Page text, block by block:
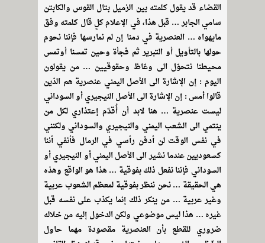
القضاء قد يقول كلمته بين الزميل بتال القوس والكابتن
سامي الجابر … قبل هذا، في الإعلام كلٍ قال كلمته وفق
مايهواه … العنصرية في دمنا إن لم نمارسها فإننا نحوم
حولها بالتأويل أو التبرير ثم فجأة وحين تمسنا أوتمس
محيطنا نتحوّل الى وعّاظ وحقوقيين … من يقولون
اليوم : إن الإشارة الى الأصل اليمني عنصرية هم الذين
قالوا أمس : إن الإشارة الى الأصل النيجيري أو السوداني
ليست عنصرية … هنا لابد أن أُقدّم إعتذاري لكل من
ينتمي الى الشعب اليمني والنيجيري والسوداني ولكنني
في نفس الوقت لن أدفن رأسي في الرمال فأنفي أننا
كسعوديين عندما نشير الى الأصل اليمني أو النيجيري أو
السوداني فإننا نفعل ذلك بفوقية … هذا هو الواقع وهذه
هي الحقيقة … نحن ننظر بفوقية لمعظم الشعوب عربية
وغير عربية … من ينكر ذلك إنما يكذب على نفسه قبل
غيره … هذا ليس موضوعي ولكن الدخول إليه من خلاله
ضروري للقطع بأن العنصرية مقصودة مهما حاول